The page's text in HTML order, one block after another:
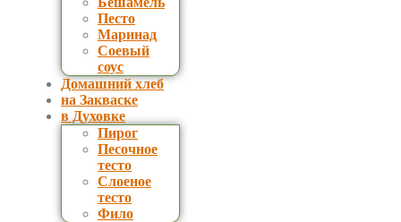
Песто
Маринад
Соевый
соус
Домашний хлеб
на Закваске
в Духовке
Пирог
Песочное
тесто
Слоеное
тесто
Фило